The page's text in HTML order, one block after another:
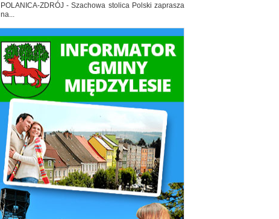
POLANICA-ZDRÓJ - Szachowa stolica Polski zaprasza
na...